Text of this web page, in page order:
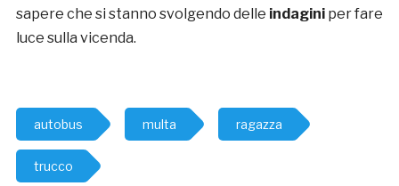
sapere che si stanno svolgendo delle indaginiper fare
luce sulla vicenda.
autobus multa ragazza
trucco